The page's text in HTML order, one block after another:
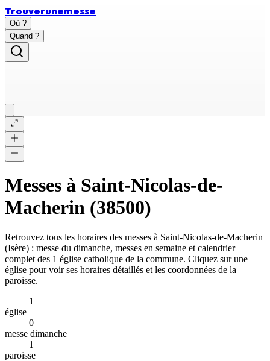
Trouverunemesse
Où ?
Quand ?
Messes à Saint-Nicolas-de-
Macherin (38500)
Retrouvez tous les horaires des messes à Saint-Nicolas-de-Macherin
(Isère) : messe du dimanche, messes en semaine et calendrier
complet des 1 église catholique de la commune. Cliquez sur une
église pour voir ses horaires détaillés et les coordonnées de la
paroisse.
1
église
0
messe dimanche
1
paroisse